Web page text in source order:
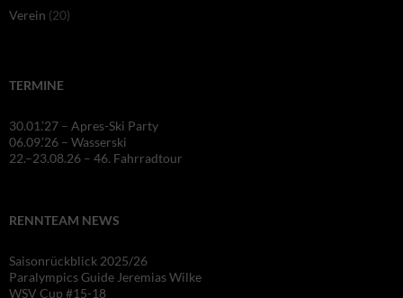
Verein (20)
TERMINE
30.01.’27 – Apres-Ski Party
06.09.’26 – Wasserski
22.–23.08.26 – 46. Fahrradtour
RENNTEAM NEWS
Saisonrückblick 2025/26
Paralympics Guide Jeremias Wilke
WSV Cup #15-18